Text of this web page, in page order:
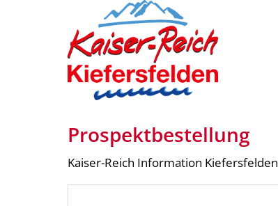
Prospektbestellung
Kaiser-Reich Information Kiefersfelden